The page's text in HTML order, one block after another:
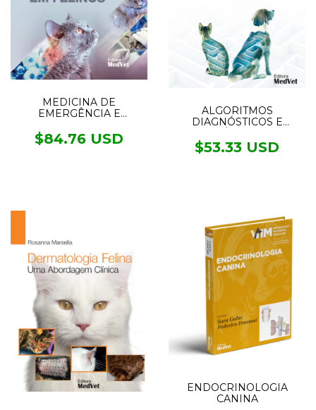
MEDICINA DE
EMERGÊNCIA E
EM FELINOS
$84.76 USD
ALGORITMOS
DIAGNÓSTICOS E
MEDICINA INTERNA DE
CÃES E GATOS PRÉ
$53.33 USD
ENDOCRINOLOGIA
CANINA